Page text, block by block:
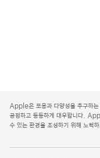
p
p
l
Apple은 포용과 다양성을 추구하는
공정하고 동등하게 대우합니다.
수 있는 환경을 조성하기 위해 노력